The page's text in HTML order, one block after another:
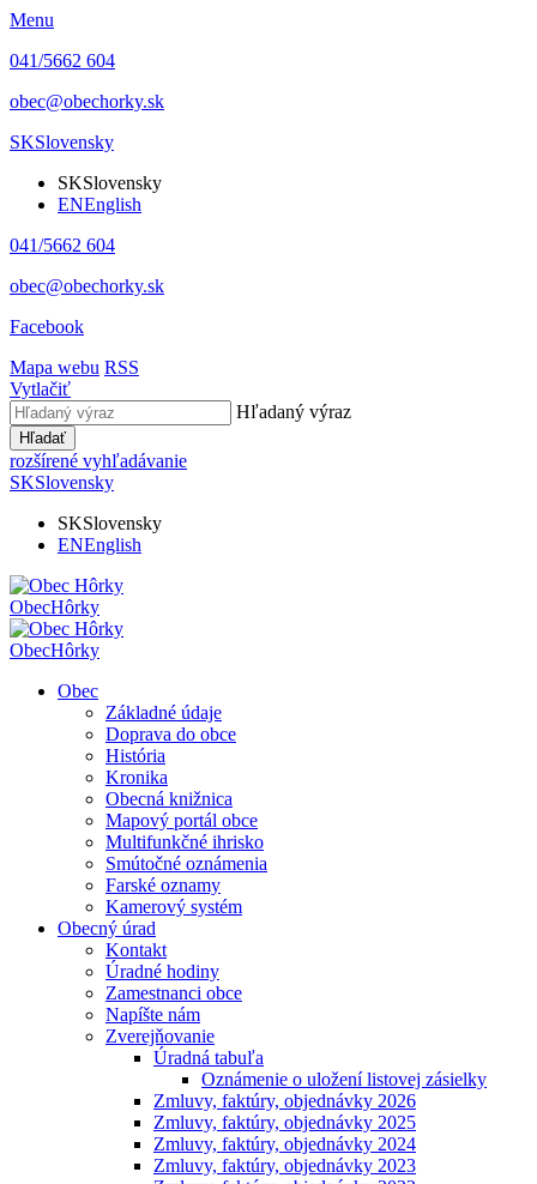
Menu
041/5662 604
obec@obechorky.sk
SKSlovensky
SKSlovensky
ENEnglish
041/5662 604
obec@obechorky.sk
Facebook
Mapa webu RSS
Vytlačiť
Hľadaný výraz
Hľadať
rozšírené vyhľadávanie
SKSlovensky
SKSlovensky
ENEnglish
ObecHôrky
ObecHôrky
Obec
Základné údaje
Doprava do obce
História
Kronika
Obecná knižnica
Mapový portál obce
Multifunkčné ihrisko
Smútočné oznámenia
Farské oznamy
Kamerový systém
Obecný úrad
Kontakt
Úradné hodiny
Zamestnanci obce
Napíšte nám
Zverejňovanie
Úradná tabuľa
Oznámenie o uložení listovej zásielky
Zmluvy, faktúry, objednávky 2026
Zmluvy, faktúry, objednávky 2025
Zmluvy, faktúry, objednávky 2024
Zmluvy, faktúry, objednávky 2023